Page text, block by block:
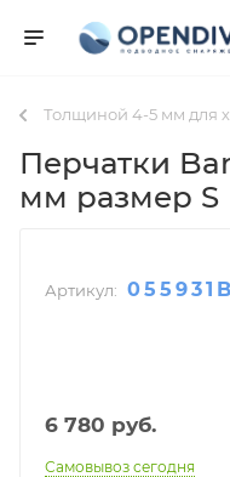
Толщиной 4-5 мм для
Перчатки
мм размер S
Артикул:
6 780 руб.
Самовывоз сегодня